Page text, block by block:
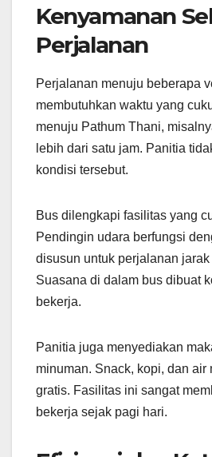
Kenyamanan
Perjalanan
Perjalanan menuju beberapa
membutuhkan waktu yang
menuju Pathum Thani,
lebih dari satu jam. Panitia
kondisi tersebut.
Bus dilengkapi fasilitas yang
Pendingin udara berfungsi
disusun untuk perjalanan
Suasana di dalam bus dibuat
bekerja.
Panitia juga menyediakan
minuman. Snack, kopi, dan air
gratis. Fasilitas ini sangat
bekerja sejak pagi hari.